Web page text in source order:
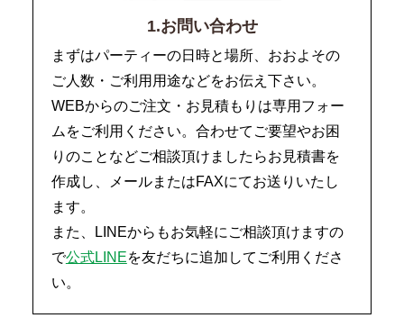
1.お問い合わせ
まずはパーティーの日時と場所、おおよその
ご人数・ご利用用途などをお伝え下さい。
WEBからのご注文・お見積もりは専用フォー
ムをご利用ください。合わせてご要望やお困
りのことなどご相談頂けましたらお見積書を
作成し、メールまたはFAXにてお送りいたし
ます。
また、LINEからもお気軽にご相談頂けますの
で公式LINEを友だちに追加してご利用くださ
い。